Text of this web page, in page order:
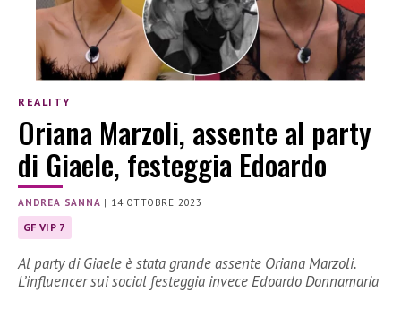
REALITY
Oriana Marzoli, assente al party
di Giaele, festeggia Edoardo
ANDREA SANNA | 14 OTTOBRE 2023
GF VIP 7
Al party di Giaele è stata grande assente Oriana Marzoli.
L’influencer sui social festeggia invece Edoardo Donnamaria